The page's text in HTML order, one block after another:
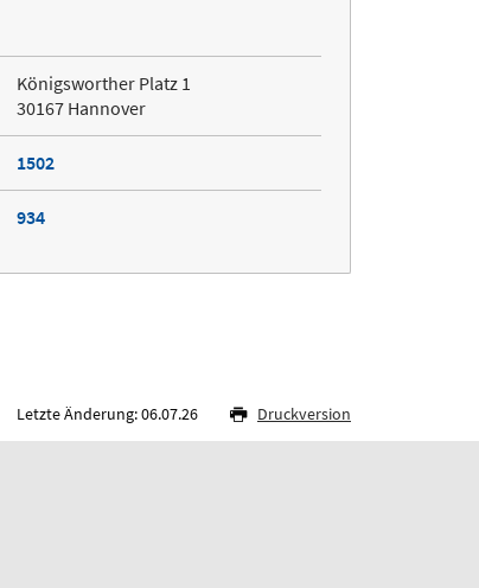
Königsworther Platz 1
30167 Hannover
1502
934
Letzte Änderung: 06.07.26 Druckversion